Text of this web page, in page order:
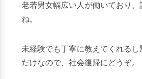
老若男女幅広い人が働いており、
ね。
未経験でも丁寧に教えてくれるし
だけなので、社会復帰にどうぞ。